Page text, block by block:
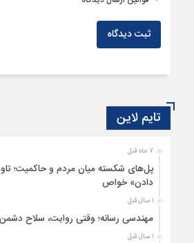
ثبت دیدگاه
تایم لاین
7 ماه قبل
پل‌های شکسته میان مردم و حاکمیت؛
دادن» خواص
1 سال قبل
مهندسی رسانه؛ وقتی روایت، سلاح
1 سال قبل